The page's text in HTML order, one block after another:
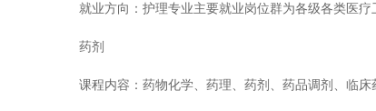
就业方向：护理专业主要就业岗位群为各级各类医
药剂
课程内容：药物化学、药理、药剂、药品调剂、临